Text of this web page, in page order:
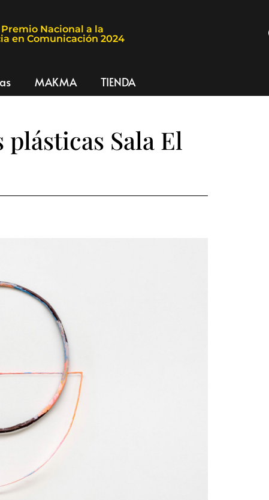
Nacional a la
en Comunicación 2024
MAKMA TIENDA
Sala El